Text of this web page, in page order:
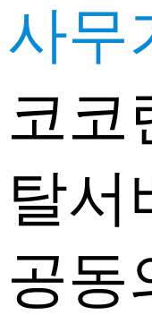
사무
코코
탈서
공동